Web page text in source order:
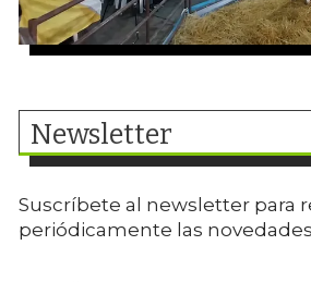
Newsletter
Suscríbete al newsletter para
periódicamente las